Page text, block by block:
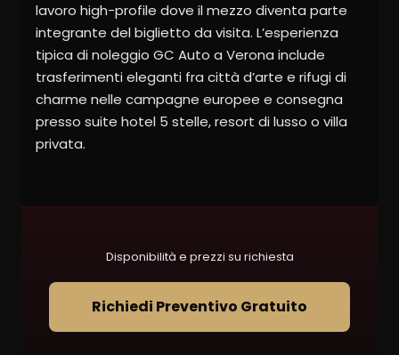
lavoro high-profile dove il mezzo diventa parte
integrante del biglietto da visita. L’esperienza
tipica di noleggio GC Auto a Verona include
trasferimenti eleganti fra città d’arte e rifugi di
charme nelle campagne europee e consegna
presso suite hotel 5 stelle, resort di lusso o villa
privata.
Disponibilità e prezzi su richiesta
Richiedi Preventivo Gratuito